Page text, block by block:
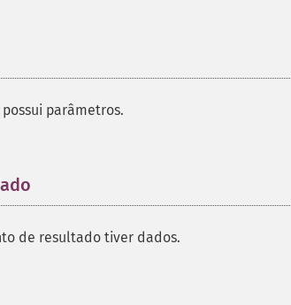
parâmetros.
de resultado tiver dados.